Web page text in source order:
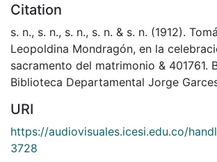
Citation
s. n., s. n., s. n., s. n. & s. n. (1912).
Leopoldina Mondragón, en la
sacramento del matrimonio & 401761.
Biblioteca Departamental Jorge
URI
https://audiovisuales.icesi.edu.co/
3728